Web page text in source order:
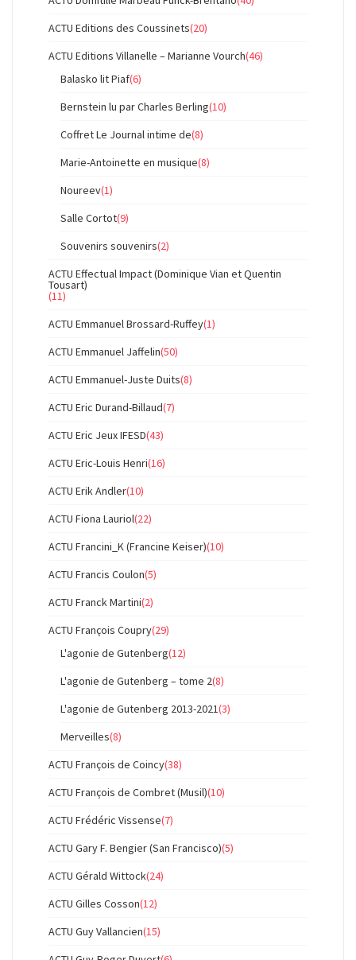
ACTU Editions des Coussinets(20)
ACTU Editions Villanelle – Marianne Vourch(46)
Balasko lit Piaf(6)
Bernstein lu par Charles Berling(10)
Coffret Le Journal intime de(8)
Marie-Antoinette en musique(8)
Noureev(1)
Salle Cortot(9)
Souvenirs souvenirs(2)
ACTU Effectual Impact (Dominique Vian et Quentin
Tousart)
(11)
ACTU Emmanuel Brossard-Ruffey(1)
ACTU Emmanuel Jaffelin(50)
ACTU Emmanuel-Juste Duits(8)
ACTU Eric Durand-Billaud(7)
ACTU Eric Jeux IFESD(43)
ACTU Eric-Louis Henri(16)
ACTU Erik Andler(10)
ACTU Fiona Lauriol(22)
ACTU Francini_K (Francine Keiser)(10)
ACTU Francis Coulon(5)
ACTU Franck Martini(2)
ACTU François Coupry(29)
L'agonie de Gutenberg(12)
L'agonie de Gutenberg – tome 2(8)
L'agonie de Gutenberg 2013-2021(3)
Merveilles(8)
ACTU François de Coincy(38)
ACTU François de Combret (Musil)(10)
ACTU Frédéric Vissense(7)
ACTU Gary F. Bengier (San Francisco)(5)
ACTU Gérald Wittock(24)
ACTU Gilles Cosson(12)
ACTU Guy Vallancien(15)